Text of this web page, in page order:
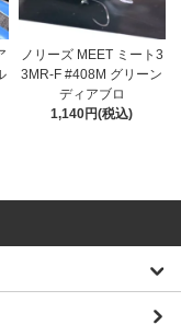
ノリーズ MEET ミート3
3MR-F #408M グリーン
ディアブロ
1,140円(税込)